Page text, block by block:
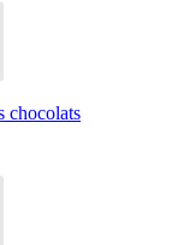
chocolats